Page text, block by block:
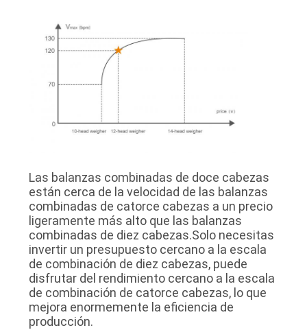
Las balanzas combinadas de doce cabezas
están cerca de la velocidad de las balanzas
combinadas de catorce cabezas a un precio
ligeramente más alto que las balanzas
combinadas de diez cabezas.Solo necesitas
invertir un presupuesto cercano a la escala
de combinación de diez cabezas, puede
disfrutar del rendimiento cercano a la escala
de combinación de catorce cabezas, lo que
mejora enormemente la eficiencia de
producción.